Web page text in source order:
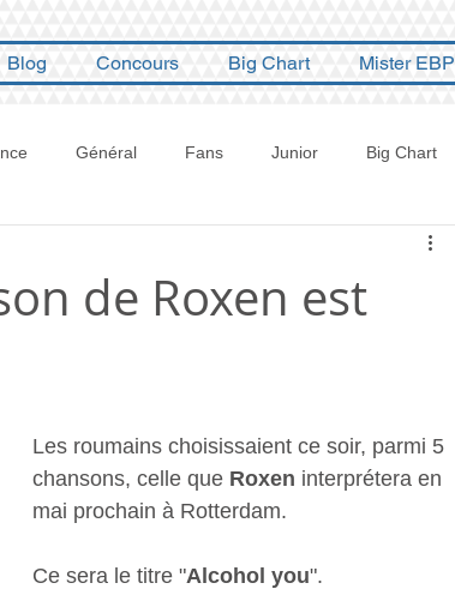
Blog Concours Big Chart Mister EBP
Général Fans Junior Big Chart
Concours 2026
de Roxen est
Les roumains choisissaient ce soir, parmi 5
chansons, celle que Roxen interprétera en
mai prochain à Rotterdam.
Ce sera le titre "Alcohol you".